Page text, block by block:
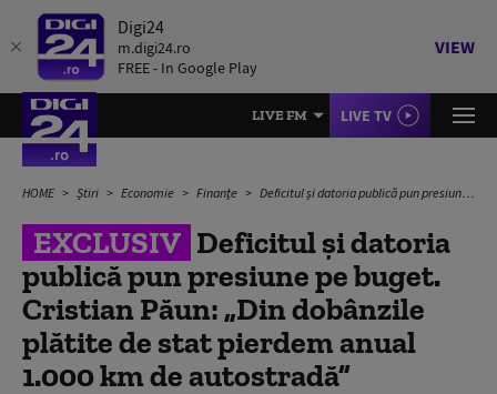
Digi24
m.digi24.ro
FREE - In Google Play
VIEW
LIVE FM LIVE TV
HOME Știri Economie Finanțe Deficitul și datoria publică pun presiune pe buget. Cristian Păun: „Din dobânzile plătite de stat pierdem anual 1.000 km de autostradă”
EXCLUSIV Deficitul și datoria
publică pun presiune pe buget.
Cristian Păun: „Din dobânzile
plătite de stat pierdem anual
1.000 km de autostradă”